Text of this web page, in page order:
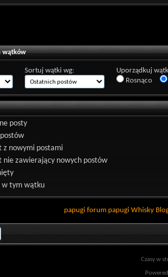
wątków
Sortuj wątki wg:
Uporządkuj
Rosnąco
posty
z nowymi postami
nie zawierający nowych postów
w tym wątku
papugi forum papugi Whisky
Czasy w